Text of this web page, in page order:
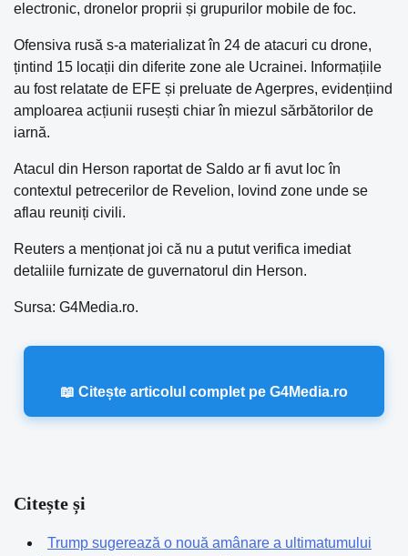
electronic, dronelor proprii și grupurilor mobile de foc.
Ofensiva rusă s-a materializat în 24 de atacuri cu drone,
țintind 15 locații din diferite zone ale Ucrainei. Informațiile
au fost relatate de EFE și preluate de Agerpres, evidențiind
amploarea acțiunii rusești chiar în miezul sărbătorilor de
iarnă.
Atacul din Herson raportat de Saldo ar fi avut loc în
contextul petrecerilor de Revelion, lovind zone unde se
aflau reuniți civili.
Reuters a menționat joi că nu a putut verifica imediat
detaliile furnizate de guvernatorul din Herson.
Sursa: G4Media.ro.
📖 Citește articolul complet pe G4Media.ro
Citește și
Trump sugerează o nouă amânare a ultimatumului